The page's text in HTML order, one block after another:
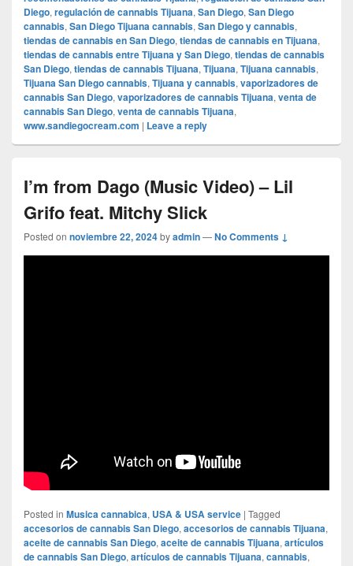
Diego, regulación de cannabis Tijuana, San Diego, San Diego
cannabis, San Diego Tijuana cannabis, San Diego y cannabis,
tiendas de cannabis en San Diego, tiendas de cannabis en Tijuana,
tiendas de cannabis entre Tijuana y San Diego, tiendas de cannabis
San Diego, tiendas de cannabis Tijuana, Tijuana, Tijuana cannabis,
Tijuana San Diego cannabis, Tijuana y cannabis, vaporizadores de
cannabis San Diego, vaporizadores de cannabis Tijuana, venta de
cannabis San Diego, venta de cannabis Tijuana,
www.sandiegocream.com | Leave a reply
I’m from Dago (Music Video) – Lil
Grifo feat. Mitchy Slick
Posted on noviembre 22, 2024byadmin—No Comments ↓
Posted in Musica cannabica, USA & USA service | Tagged
accesorios de cannabis San Diego, accesorios de cannabis Tijuana,
aceite de cannabis San Diego, aceite de cannabis Tijuana, artículos
de cannabis San Diego, artículos de cannabis Tijuana, cannabis,